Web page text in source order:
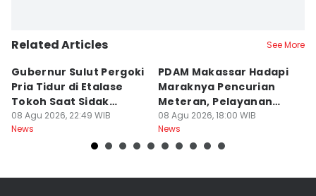
Related Articles See More
Gubernur Sulut Pergoki
Pria Tidur di Etalase
Tokoh Saat Sidak
Gedung
08 Agu 2026, 22:49 WIB
News
PDAM Makassar Hadapi
Maraknya Pencurian
Meteran, Pelayanan
Ikut Terdampak
08 Agu 2026, 18:00 WIB
News